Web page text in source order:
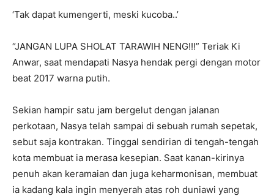
‘Tak dapat kumengerti, meski kucoba..’
“JANGAN LUPA SHOLAT TARAWIH NENG!!!” Teriak Ki
Anwar, saat mendapati Nasya hendak pergi dengan motor
beat 2017 warna putih.
Sekian hampir satu jam bergelut dengan jalanan
perkotaan, Nasya telah sampai di sebuah rumah sepetak,
sebut saja kontrakan. Tinggal sendirian di tengah-tengah
kota membuat ia merasa kesepian. Saat kanan-kirinya
penuh akan keramaian dan juga keharmonisan, membuat
ia kadang kala ingin menyerah atas roh duniawi yang